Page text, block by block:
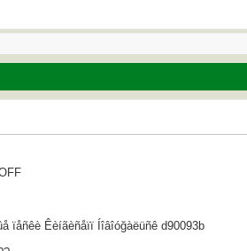
ïåñêè Êèíãèñåïï Íîâîóğàëüñê d90093b